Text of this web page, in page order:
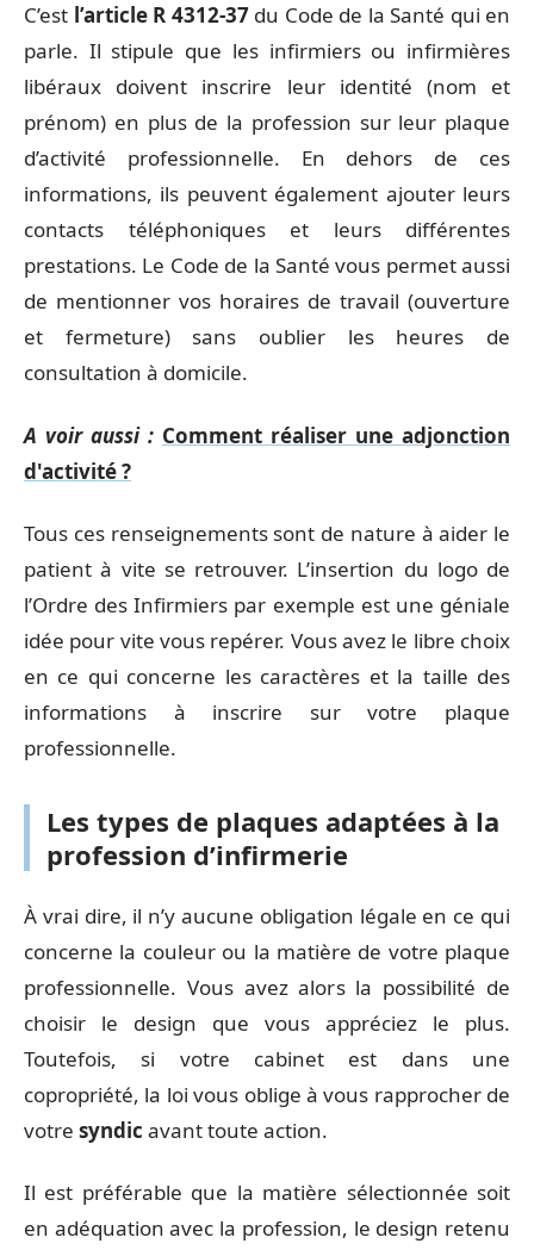
C’est l’article R 4312-37 du Code de la Santé qui en
parle. Il stipule que les infirmiers ou infirmières
libéraux doivent inscrire leur identité (nom et
prénom) en plus de la profession sur leur plaque
d’activité professionnelle. En dehors de ces
informations, ils peuvent également ajouter leurs
contacts téléphoniques et leurs différentes
prestations. Le Code de la Santé vous permet aussi
de mentionner vos horaires de travail (ouverture
et fermeture) sans oublier les heures de
consultation à domicile.
A voir aussi : Comment réaliser une adjonction
d'activité ?
Tous ces renseignements sont de nature à aider le
patient à vite se retrouver. L’insertion du logo de
l’Ordre des Infirmiers par exemple est une géniale
idée pour vite vous repérer. Vous avez le libre choix
en ce qui concerne les caractères et la taille des
informations à inscrire sur votre plaque
professionnelle.
Les types de plaques adaptées à la
profession d’infirmerie
À vrai dire, il n’y aucune obligation légale en ce qui
concerne la couleur ou la matière de votre plaque
professionnelle. Vous avez alors la possibilité de
choisir le design que vous appréciez le plus.
Toutefois, si votre cabinet est dans une
copropriété, la loi vous oblige à vous rapprocher de
votre syndic avant toute action.
Il est préférable que la matière sélectionnée soit
en adéquation avec la profession, le design retenu